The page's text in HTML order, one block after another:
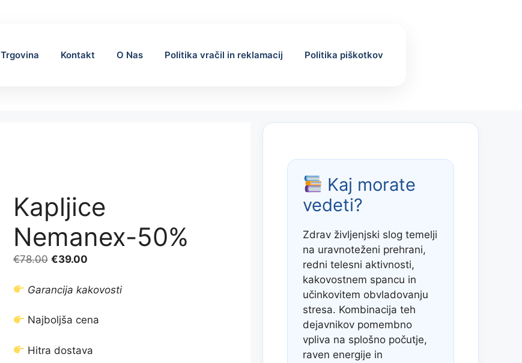
Trgovina Kontakt O Nas Politika vračil in reklamacij Politika piškotkov
Kapljice
Nemanex-50%
€78.00 Izvirna
je
€78.00.
€39.00Trenutna
je:
Garancija kakovosti
Najboljša cena
Hitra dostava
Kaj morate
vedeti?
Zdrav življenjski slog temelji
na uravnoteženi prehrani,
redni telesni aktivnosti,
kakovostnem spancu in
učinkovitem obvladovanju
stresa. Kombinacija teh
dejavnikov pomembno
vpliva na splošno počutje,
raven energije in